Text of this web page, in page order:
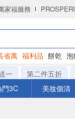
家福服務
省萬 福利品 餅乾
一 第二件五折
門3C 美妝個清